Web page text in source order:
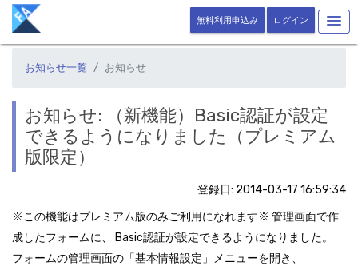
無料利用申込み ログイン
お知らせ一覧 お知らせ
お知らせ: （新機能）Basic認証が設定
できるようになりました（プレミアム
版限定）
登録日: 2014-03-17 16:59:34
※この機能はプレミアム版のみご利用になれます※ 管理画面で作
成したフォームに、 Basic認証が設定できるようになりました。
フォームの管理画面の「基本情報設定」メニューを開き、